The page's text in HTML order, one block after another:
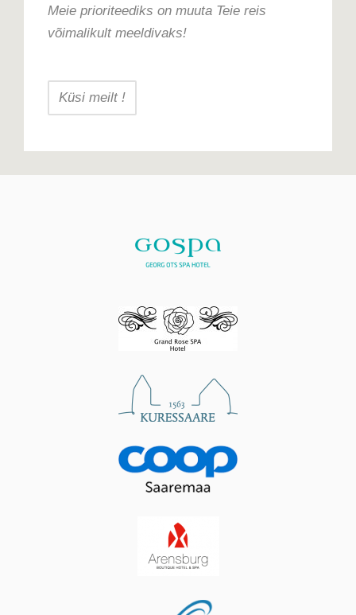
Meie prioriteediks on muuta Teie reis
võimalikult meeldivaks!
Küsi meilt !